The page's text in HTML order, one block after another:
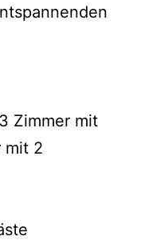
Zimmer mit
mit 2